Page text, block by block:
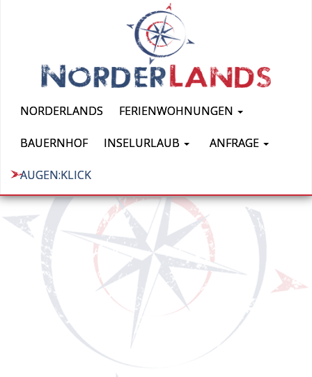
NORDERLANDS FERIENWOHNUNGEN
BAUERNHOF INSELURLAUB ANFRAGE
AUGEN:KLICK